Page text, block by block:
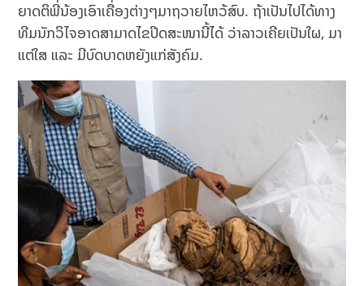
ຍາດຕິພີ່ນ້ອງເອົາເຄື່ອງຕ່າງໆມາຖວາຍໄຫວ້ສົບ. ຖ້າເປັນໄປໄດ້ທາງ
ທີມນັກວິໄຈອາດສາມາດໄຂປິດສະໜານີ້ໄດ້ ວ່າລາວເຄີຍເປັນໃຜ, ມາ
ແຕ່ໃສ ແລະ ມີບົດບາດຫຍັງແກ່ສັງຄົມ.